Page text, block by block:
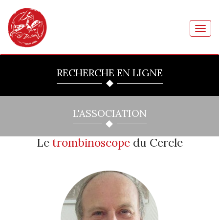
RECHERCHE EN LIGNE
L'ASSOCIATION
Le trombinoscopedu Cercle